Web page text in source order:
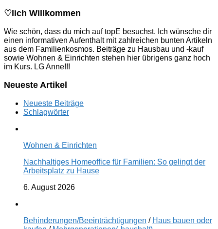
♡lich Willkommen
Wie schön, dass du mich auf topE besuchst. Ich wünsche dir
einen informativen Aufenthalt mit zahlreichen bunten Artikeln
aus dem Familienkosmos. Beiträge zu Hausbau und -kauf
sowie Wohnen & Einrichten stehen hier übrigens ganz hoch
im Kurs. LG Anne!!!
Neueste Artikel
Neueste Beiträge
Schlagwörter
Wohnen & Einrichten
Nachhaltiges Homeoffice für Familien: So gelingt der
Arbeitsplatz zu Hause
6. August 2026
Behinderungen/Beeinträchtigungen / Haus bauen oder